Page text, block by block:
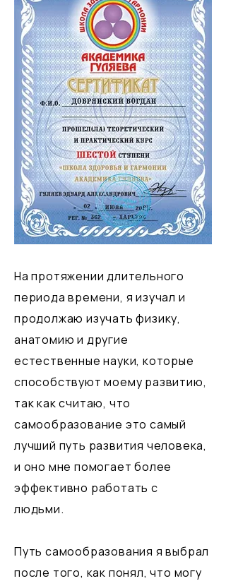
На протяжении длительного
периода времени, я изучал и
продолжаю изучать физику,
анатомию и другие
естественные науки, которые
способствуют моему развитию,
так как считаю, что
самообразование это самый
лучший путь развития человека,
и оно мне помогает более
эффективно работать с
людьми.
Путь самообразования я выбрал
после того, как понял, что могу